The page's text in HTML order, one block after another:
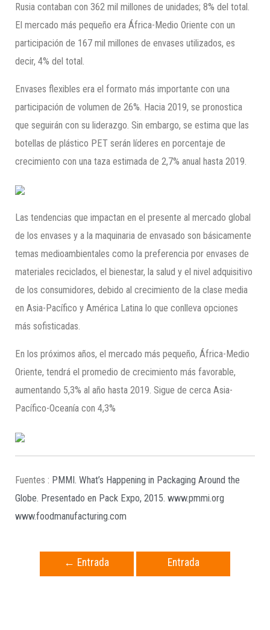
Rusia contaban con 362 mil millones de unidades; 8% del total.
El mercado más pequeño era África-Medio Oriente con un
participación de 167 mil millones de envases utilizados, es
decir, 4% del total.
Envases flexibles era el formato más importante con una
participación de volumen de 26%. Hacia 2019, se pronostica
que seguirán con su liderazgo. Sin embargo, se estima que las
botellas de plástico PET serán líderes en porcentaje de
crecimiento con una taza estimada de 2,7% anual hasta 2019.
Las tendencias que impactan en el presente al mercado global
de los envases y a la maquinaria de envasado son básicamente
temas medioambientales como la preferencia por envases de
materiales reciclados, el bienestar, la salud y el nivel adquisitivo
de los consumidores, debido al crecimiento de la clase media
en Asia-Pacífico y América Latina lo que conlleva opciones
más sofisticadas.
En los próximos años, el mercado más pequeño, África-Medio
Oriente, tendrá el promedio de crecimiento más favorable,
aumentando 5,3% al año hasta 2019. Sigue de cerca Asia-
Pacífico-Oceanía con 4,3%
Fuentes : PMMI. What’s Happening in Packaging Around the
Globe. Presentado en Pack Expo, 2015. www.pmmi.org
www.foodmanufacturing.com
← Entrada
Entrada